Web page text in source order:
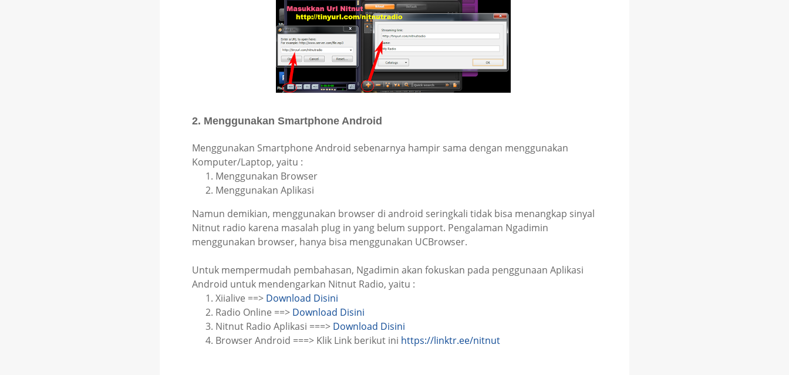
2. Menggunakan Smartphone Android
Menggunakan Smartphone Android sebenarnya hampir sama dengan menggunakan
Komputer/Laptop, yaitu :
Menggunakan Browser
Menggunakan Aplikasi
Namun demikian, menggunakan browser di android seringkali tidak bisa menangkap sinyal
Nitnut radio karena masalah plug in yang belum support. Pengalaman Ngadimin
menggunakan browser, hanya bisa menggunakan UCBrowser.
Untuk mempermudah pembahasan, Ngadimin akan fokuskan pada penggunaan Aplikasi
Android untuk mendengarkan Nitnut Radio, yaitu :
Xiialive ==> Download Disini
Radio Online ==> Download Disini
Nitnut Radio Aplikasi ===> Download Disini
Browser Android ===> Klik Link berikut ini https://linktr.ee/nitnut